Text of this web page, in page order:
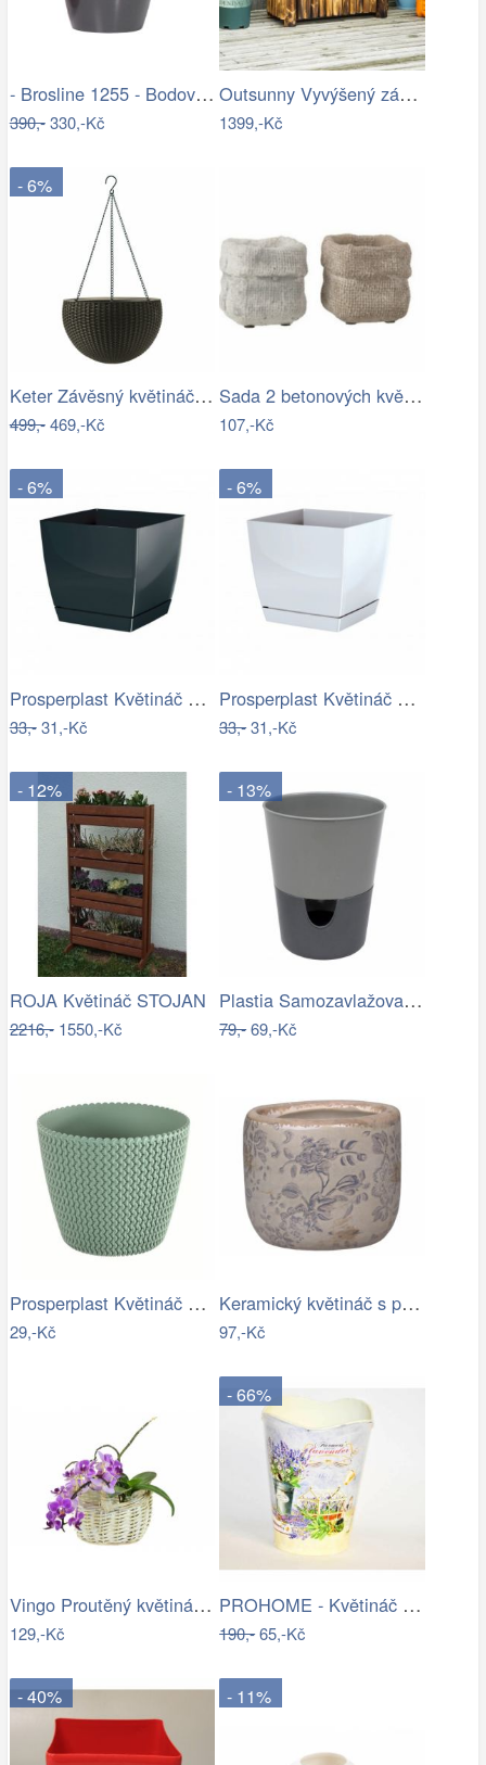
- Brosline 1255 - Bodové svítidlo POINT…
390,-330,-Kč
Outsunny Vyvýšený záhon z jedlového…
1399,-Kč
- 6%
Keter Závěsný květináč Sphere antracit,…
499,-469,-Kč
Sada 2 betonových květináčů Ciment – 8*…
107,-Kč
- 6%
Prosperplast Květináč Coubi Square s…
33,-31,-Kč
- 6%
Prosperplast Květináč Coubi Square s…
33,-31,-Kč
- 12%
ROJA Květináč STOJAN
2216,-1550,-Kč
- 13%
Plastia Samozavlažovací květináč…
79,-69,-Kč
Prosperplast Květináč Splofy šalvěj,…
29,-Kč
Keramický květináč s popraskáním Melun …
97,-Kč
Vingo Proutěný květináč košíček s…
129,-Kč
- 66%
PROHOME - Květináč kulatý vysoký…
190,-65,-Kč
- 40% - 11%